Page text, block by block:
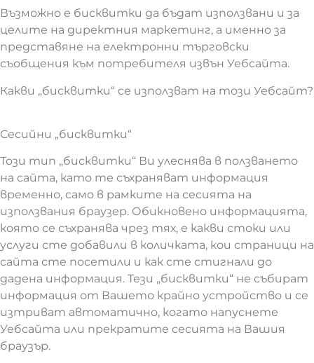
Възможно е бисквитки да бъдат използвани и за
целите на директния маркетинг, а именно за
представяне на електронни търговски
съобщения към потребителя извън Уебсайта.
Какви „бисквитки“ се използват на този Уебсайт?
Сесийни „бисквитки“
Този тип „бисквитки“ Ви улеснява в ползването
на сайта, като те съхраняват информация
временно, само в рамките на сесията на
използвания браузер. Обикновено информацията,
която се съхранява чрез тях, е какви стоки или
услуги сте добавили в количката, кои страници на
сайта сте посетили и как сте стигнали до
дадена информация. Тези „бисквитки“ не събират
информация от Вашето крайно устройство и се
изтриват автоматично, когато напуснете
Уебсайта или прекратите сесията на Вашия
браузър.